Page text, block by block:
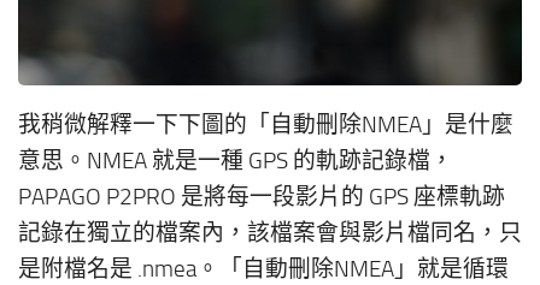
我稍微解釋一下下圖的「自動刪除NMEA」是什麼
意思。NMEA 就是一種 GPS 的軌跡記錄檔，
PAPAGO P2PRO 是將每一段影片的 GPS 座標軌跡
記錄在獨立的檔案內，該檔案會與影片檔同名，只
是附檔名是 .nmea。「自動刪除NMEA」就是循環